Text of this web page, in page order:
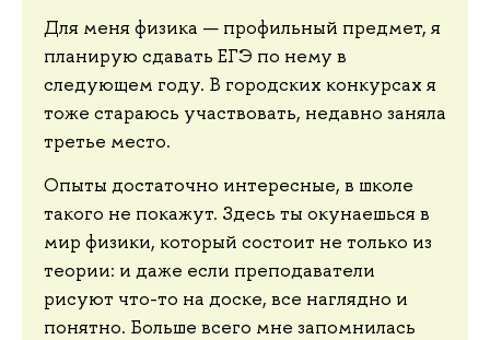
Для меня физика — профильный предмет, я
планирую сдавать ЕГЭ по нему в
следующем году. В городских конкурсах я
тоже стараюсь участвовать, недавно заняла
третье место.
Опыты достаточно интересные, в школе
такого не покажут. Здесь ты окунаешься в
мир физики, который состоит не только из
теории: и даже если преподаватели
рисуют что-то на доске, все наглядно и
понятно. Больше всего мне запомнилась